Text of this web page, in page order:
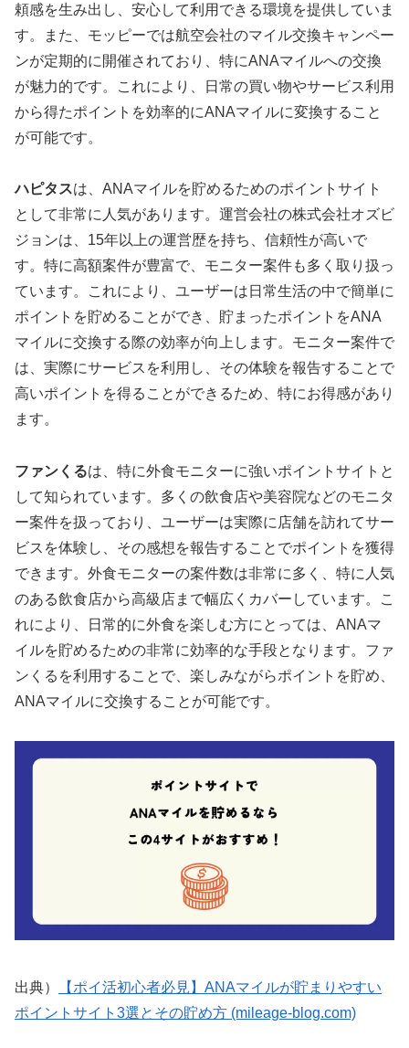
頼感を生み出し、安心して利用できる環境を提供していま
す。また、モッピーでは航空会社のマイル交換キャンペー
ンが定期的に開催されており、特にANAマイルへの交換
が魅力的です。これにより、日常の買い物やサービス利用
から得たポイントを効率的にANAマイルに変換すること
が可能です。
ハピタスは、ANAマイルを貯めるためのポイントサイト
として非常に人気があります。運営会社の株式会社オズビ
ジョンは、15年以上の運営歴を持ち、信頼性が高いで
す。特に高額案件が豊富で、モニター案件も多く取り扱っ
ています。これにより、ユーザーは日常生活の中で簡単に
ポイントを貯めることができ、貯まったポイントをANA
マイルに交換する際の効率が向上します。モニター案件で
は、実際にサービスを利用し、その体験を報告することで
高いポイントを得ることができるため、特にお得感があり
ます。
ファンくるは、特に外食モニターに強いポイントサイトと
して知られています。多くの飲食店や美容院などのモニタ
ー案件を扱っており、ユーザーは実際に店舗を訪れてサー
ビスを体験し、その感想を報告することでポイントを獲得
できます。外食モニターの案件数は非常に多く、特に人気
のある飲食店から高級店まで幅広くカバーしています。こ
れにより、日常的に外食を楽しむ方にとっては、ANAマ
イルを貯めるための非常に効率的な手段となります。ファ
ンくるを利用することで、楽しみながらポイントを貯め、
ANAマイルに交換することが可能です。
出典）
【ポイ活初心者必見】ANAマイルが貯まりやすい
ポイントサイト3選とその貯め方 (mileage-blog.com)